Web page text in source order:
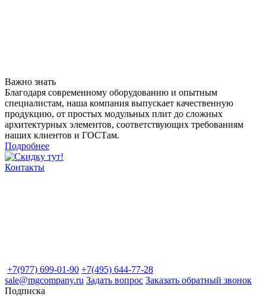
Важно знать
Благодаря современному оборудованию и опытным
специалистам, наша компания выпускает качественную
продукцию, от простых модульных плит до сложных
архитектурных элементов, соответствующих требованиям
наших клиентов и ГОСТам.
Подробнее
Контакты
+7(977) 699-01-90 +7(495) 644-77-28
sale@mgcompany.ru Задать вопрос Заказать обратный звонок
Подписка